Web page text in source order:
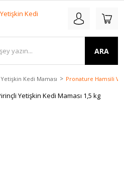
ARA
Yetişkin Kedi Maması Pronature Hamsili